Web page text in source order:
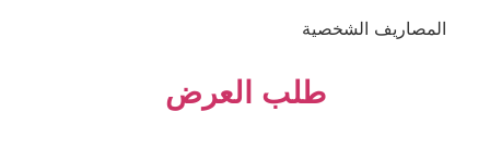
المصاريف الشخصية
طلب العرض